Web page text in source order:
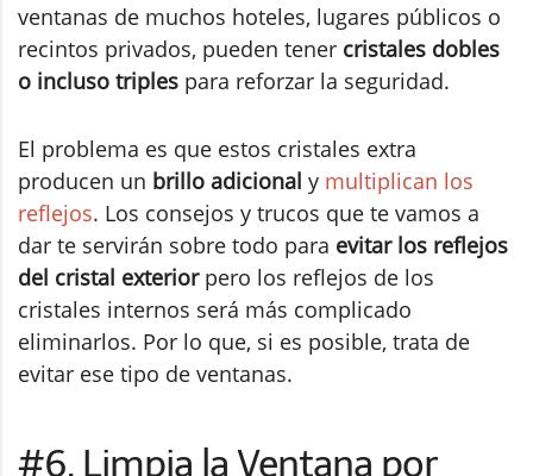
ventanas de muchos hoteles, lugares públicos o
recintos privados, pueden tener cristales dobles
o incluso triples para reforzar la seguridad.
El problema es que estos cristales extra
producen un brillo adicional y multiplican los
reflejos. Los consejos y trucos que te vamos a
dar te servirán sobre todo para evitar los reflejos
del cristal exteriorpero los reflejos de los
cristales internos será más complicado
eliminarlos. Por lo que, si es posible, trata de
evitar ese tipo de ventanas.
#6. Limpia la Ventana por